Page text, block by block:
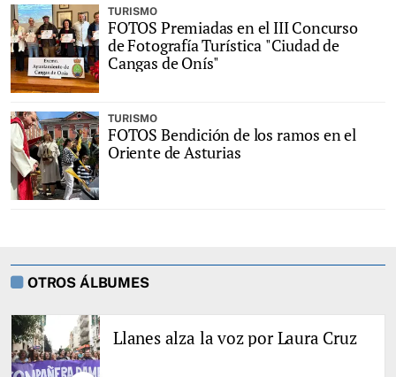
TURISMO
FOTOS Premiadas en el III Concurso
de Fotografía Turística "Ciudad de
Cangas de Onís"
TURISMO
FOTOS Bendición de los ramos en el
Oriente de Asturias
OTROS ÁLBUMES
Llanes alza la voz por Laura Cruz